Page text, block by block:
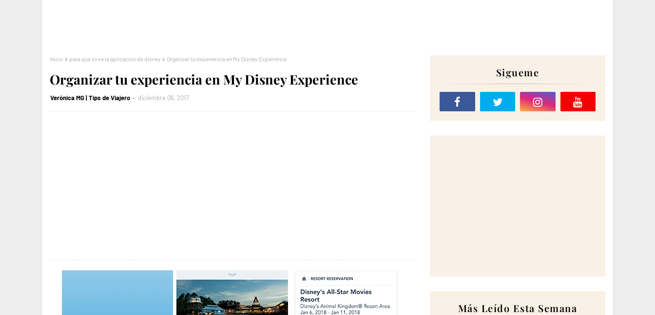
Inicio para que sirve la aplicacion de disney Organizar tu experiencia en My Disney Experience
Organizar tu experiencia en My Disney Experience
Verónica MG | Tips de Viajero diciembre 06, 2017
Sigueme
Más Leído Esta Semana